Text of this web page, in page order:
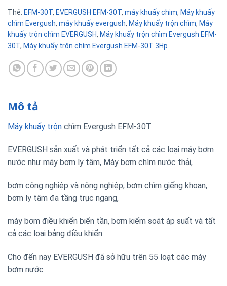
Thẻ: EFM-30T, EVERGUSH EFM-30T, máy khuấy chim, Máy khuấy
chìm Evergush, máy khuấy evergush, Máy khuấy trộn chìm, Máy
khuấy trộn chìm EVERGUSH, Máy khuấy trộn chìm Evergush EFM-
30T, Máy khuấy trộn chìm Evergush EFM-30T 3Hp
Mô tả
Máy khuấy trộn chìm Evergush EFM-30T
EVERGUSH sản xuất và phát triển tất cả các loại máy bơm
nước như máy bơm ly tâm, Máy bơm chìm nước thải,
bơm công nghiệp và nông nghiệp, bơm chìm giếng khoan,
bơm ly tâm đa tầng trục ngang,
máy bơm điều khiển biến tần, bơm kiểm soát áp suất và tất
cả các loại bảng điều khiển.
Cho đến nay EVERGUSH đã sở hữu trên 55 loạt các máy
bơm nước